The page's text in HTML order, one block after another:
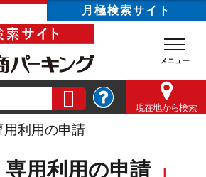
月極検索サイト
現在地から検索
用利用の申請
用利用の申請